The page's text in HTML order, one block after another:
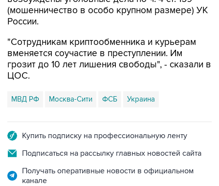
(мошенничество в особо крупном размере) УК
России.
"Сотрудникам криптообменника и курьерам
вменяется соучастие в преступлении. Им
грозит до 10 лет лишения свободы", - сказали в
ЦОС.
МВД РФ Москва-Сити ФСБ Украина
Купить подписку на профессиональную ленту
Подписаться на рассылку главных новостей сайта
Получать оперативные новости в официальном
канале